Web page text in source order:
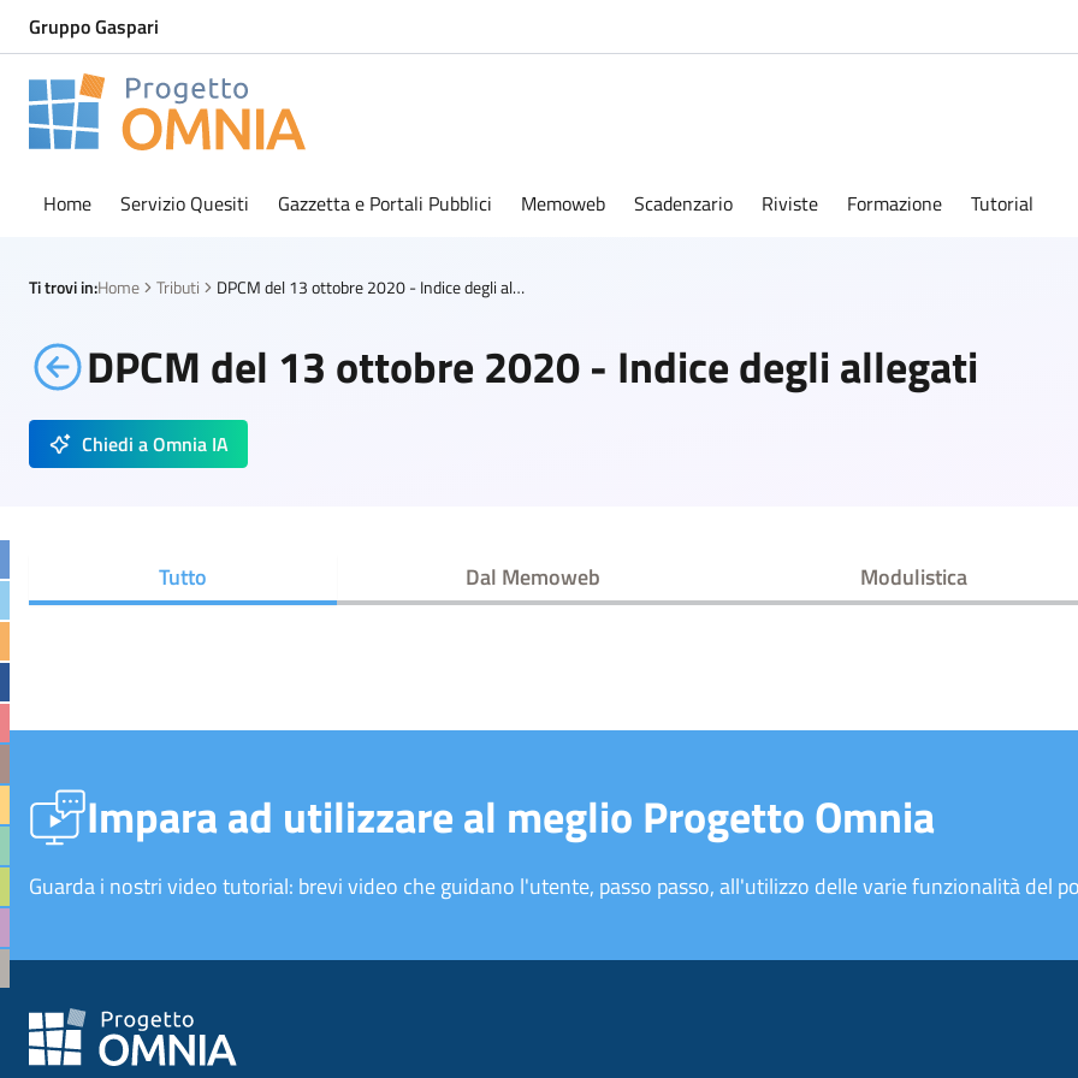
Gruppo Gaspari
Progetto Omnia
Home Servizio Quesiti Gazzetta e Portali Pubblici Memoweb Scadenzario Riviste Formazione Tutorial
Ti trovi in:Home Tributi DPCM del 13 ottobre 2020 - Indice degli allegati
DPCM del 13 ottobre 2020 - Indice degli allegati
Chiedi a Omnia IA
Tutto Dal Memoweb Modulistica
Impara ad utilizzare al meglio Progetto Omnia
Guarda i nostri video tutorial: brevi video che guidano l'utente, passo passo, all'utilizzo delle varie funzionalità del